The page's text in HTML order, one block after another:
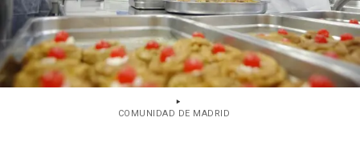
COMUNIDAD DE MADRID